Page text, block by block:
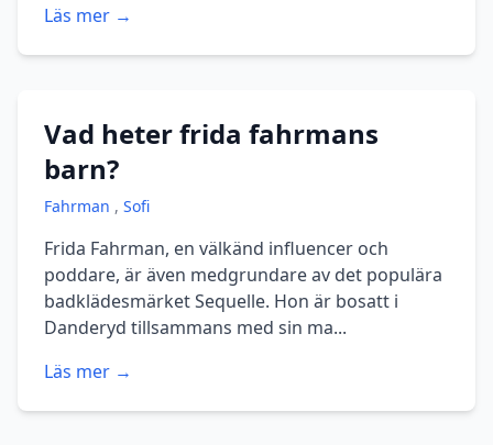
Läs mer →
Vad heter frida fahrmans
barn?
Fahrman , Sofi
Frida Fahrman, en välkänd influencer och
poddare, är även medgrundare av det populära
badklädesmärket Sequelle. Hon är bosatt i
Danderyd tillsammans med sin ma...
Läs mer →